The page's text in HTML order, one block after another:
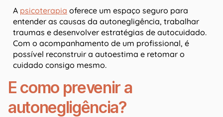
A psicoterapia oferece um espaço seguro para
entender as causas da autonegligência, trabalhar
traumas e desenvolver estratégias de autocuidado.
Com o acompanhamento de um profissional, é
possível reconstruir a autoestima e retomar o
cuidado consigo mesmo.
E como prevenir a
autonegligência?